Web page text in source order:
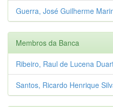
Guerra, José Guilherme
Membros da Banca
Ribeiro, Raul de Lucena
Santos, Ricardo Henrique